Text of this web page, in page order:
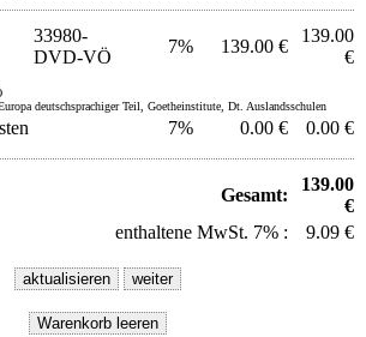
33980-
DVD-VÖ
7% 139.00 €
139.00
€
deutschsprachiger Teil, Goetheinstitute, Dt. Auslandsschulen
7% 0.00 € 0.00 €
Gesamt:
139.00
€
enthaltene MwSt. 7% :
9.09 €